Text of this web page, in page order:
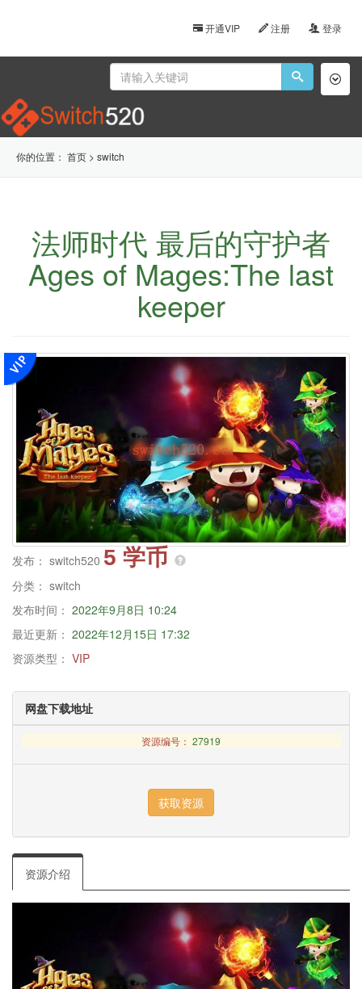
开通VIP 注册 登录
你的位置： 首页 > switch
法师时代 最后的守护者
Ages of Mages:The last
keeper
发布： switch520 5 学币
分类： switch
发布时间： 2022年9月8日 10:24
最近更新： 2022年12月15日 17:32
资源类型： VIP
网盘下载地址
资源编号： 27919
资源介绍